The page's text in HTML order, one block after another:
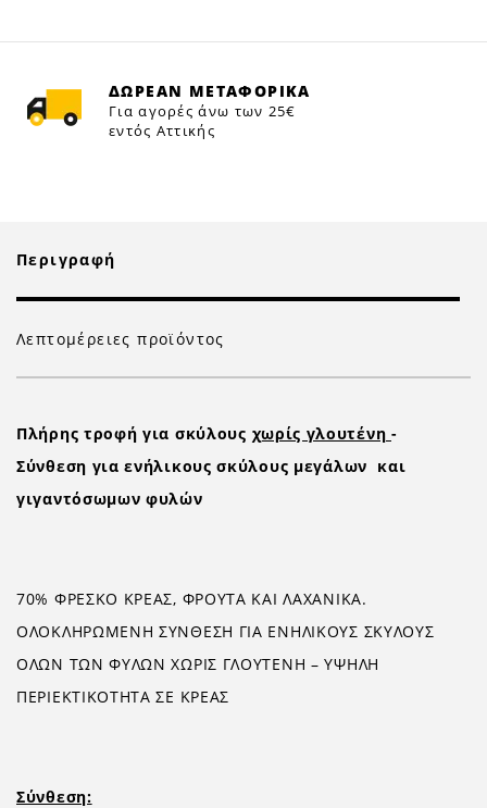
ΔΩΡΕΑΝ ΜΕΤΑΦΟΡΙΚΑ
Για αγορές άνω των 25€
εντός Αττικής
Περιγραφή
Λεπτομέρειες προϊόντος
Πλήρης τροφή για σκύλους χωρίς γλουτένη -
Σύνθεση για ενήλικους σκύλους μεγάλων και
γιγαντόσωμων φυλών
70% ΦΡΕΣΚΟ ΚΡΕΑΣ, ΦΡΟΥΤΑ ΚΑΙ ΛΑΧΑΝΙΚΑ.
ΟΛΟΚΛΗΡΩΜΕΝΗ ΣΥΝΘΕΣΗ ΓΙΑ ΕΝΗΛΙΚΟΥΣ ΣΚΥΛΟΥΣ
ΟΛΩΝ ΤΩΝ ΦΥΛΩΝ ΧΩΡΙΣ ΓΛΟΥΤΕΝΗ – ΥΨΗΛΗ
ΠΕΡΙΕΚΤΙΚΟΤΗΤΑ ΣΕ ΚΡΕΑΣ
Σύνθεση: